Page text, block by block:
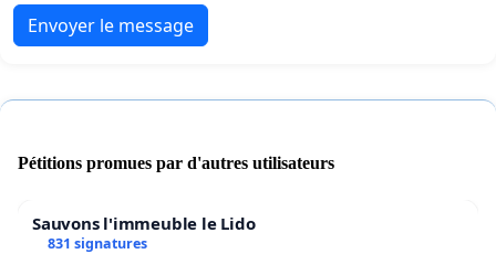
Envoyer le message
Pétitions promues par d'autres utilisateurs
Sauvons l'immeuble le Lido
831 signatures